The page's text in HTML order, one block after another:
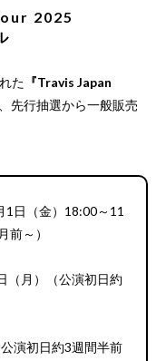
2025
た 『Travis Japan
先行抽選から一般販売
1日（金）18:00～11
前～）
（月）（公演初日約
演初日約3週間半前